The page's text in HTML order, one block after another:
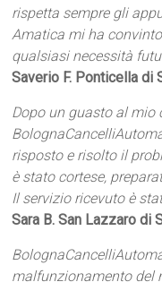
rispetta sempre gli
Amatica mi ha
qualsiasi necessità
Saverio F. Ponticella di
Dopo un guasto al
risposto e risolto il
è stato cortese,
Il servizio ricevuto è
Sara B. San Lazzaro di
malfunzionamento del